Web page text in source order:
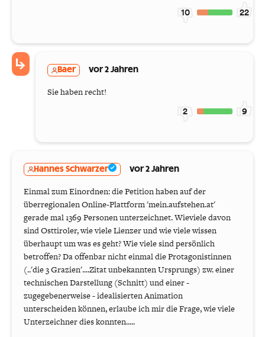
10 22
Baer vor 2 Jahren
Sie haben recht!
2 9
Hannes Schwarzer vor 2 Jahren
Einmal zum Einordnen: die Petition haben auf der
überregionalen Online-Plattform 'mein.aufstehen.at'
gerade mal 1369 Personen unterzeichnet. Wieviele davon
sind Osttiroler, wie viele Lienzer und wie viele wissen
überhaupt um was es geht? Wie viele sind persönlich
betroffen? Da offenbar nicht einmal die Protagonistinnen
(..'die 3 Grazien'....Zitat unbekannten Ursprungs) zw. einer
technischen Darstellung (Schnitt) und einer -
zugegebenerweise - idealisierten Animation
unterscheiden können, erlaube ich mir die Frage, wie viele
Unterzeichner dies konnten.....